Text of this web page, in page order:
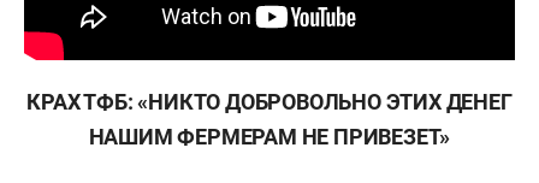
КРАХ ТФБ: «НИКТО ДОБРОВОЛЬНО ЭТИХ ДЕНЕГ
НАШИМ ФЕРМЕРАМ НЕ ПРИВЕЗЕТ»